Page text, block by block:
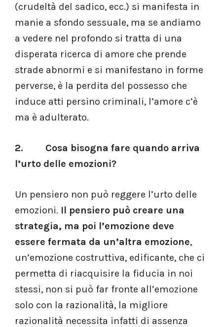
(crudeltà del sadico, ecc.) si manifesta in
manie a sfondo sessuale, ma se andiamo
a vedere nel profondo si tratta di una
disperata ricerca di amore che prende
strade abnormi e si manifestano in forme
perverse, è la perdita del possesso che
induce atti persino criminali, l’amore c’è
ma è adulterato.
2. Cosa bisogna fare quando arriva
l’urto delle emozioni?
Un pensiero non può reggere l’urto delle
emozioni. Il pensiero può creare una
strategia, ma poi l’emozione deve
essere fermata da un’altra emozione,
un’emozione costruttiva, edificante, che ci
permetta di riacquisire la fiducia in noi
stessi, non si può far fronte all’emozione
solo con la razionalità, la migliore
razionalità necessita infatti di assenza